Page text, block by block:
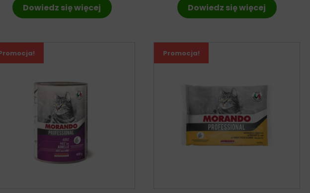
Dowiedz się więcej Dowiedz się więcej
Promocja!